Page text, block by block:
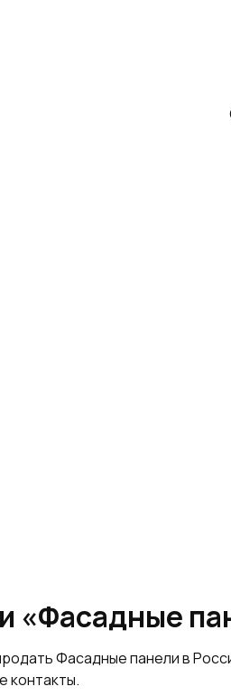
«Фасадные
Фасадные панели в
контакты.